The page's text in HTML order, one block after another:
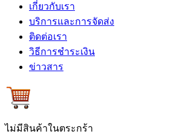
เกี่ยวกับเรา
บริการและการจัดส่ง
ติดต่อเรา
วิธีการชำระเงิน
ข่าวสาร
ไม่มีสินค้าในตระกร้า